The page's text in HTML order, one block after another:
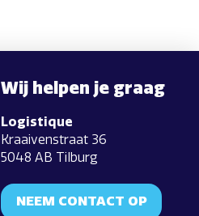
Wij helpen je graag
Logistique
Kraaivenstraat 36
5048 AB Tilburg
NEEM CONTACT OP